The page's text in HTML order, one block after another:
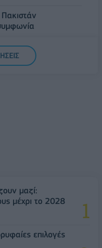
μαζί:
μέχρι το 2028
επιλογές